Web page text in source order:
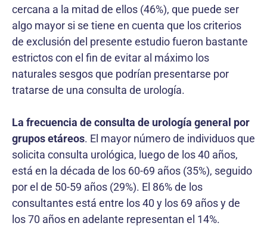
cercana a la mitad de ellos (46%), que puede ser
algo mayor si se tiene en cuenta que los criterios
de exclusión del presente estudio fueron bastante
estrictos con el fin de evitar al máximo los
naturales sesgos que podrían presentarse por
tratarse de una consulta de urología.
La frecuencia de consulta de urología general por
grupos etáreos. El mayor número de individuos que
solicita consulta urológica, luego de los 40 años,
está en la década de los 60-69 años (35%), seguido
por el de 50-59 años (29%). El 86% de los
consultantes está entre los 40 y los 69 años y de
los 70 años en adelante representan el 14%.